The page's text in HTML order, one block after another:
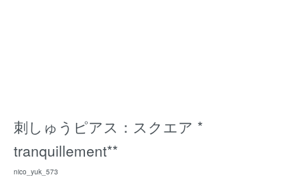
刺しゅうピアス：スクエア *
tranquillement**
nico_yuk_573